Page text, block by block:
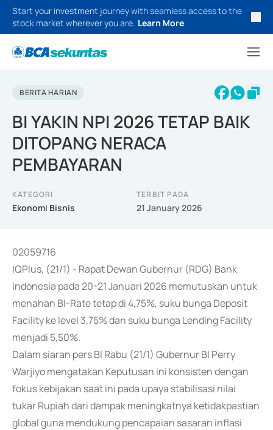
Start your investment journey with seamless access to the
stock market wherever you are. Learn More
BERITA HARIAN
BI YAKIN NPI 2026 TETAP BAIK
DITOPANG NERACA
PEMBAYARAN
KATEGORI
Ekonomi Bisnis
TERBIT PADA
21 January 2026
02059716
IQPlus, (21/1) - Rapat Dewan Gubernur (RDG) Bank
Indonesia pada 20-21 Januari 2026 memutuskan untuk
menahan BI-Rate tetap di 4,75%, suku bunga Deposit
Facility ke level 3,75% dan suku bunga Lending Facility
menjadi 5,50%.
Dalam siaran pers BI Rabu (21/1) Gubernur BI Perry
Warjiyo mengatakan Keputusan ini konsisten dengan
fokus kebijakan saat ini pada upaya stabilisasi nilai
tukar Rupiah dari dampak meningkatnya ketidakpastian
global guna mendukung pencapaian sasaran inflasi